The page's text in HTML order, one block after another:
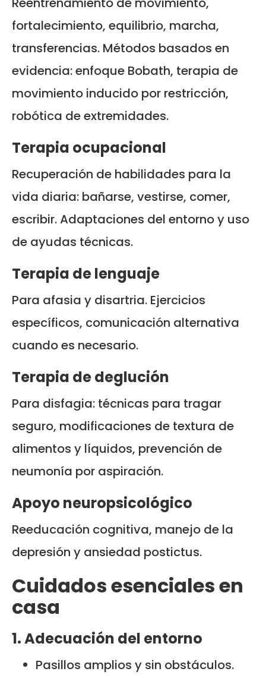
fortalecimiento, equilibrio, marcha,
transferencias. Métodos basados en
evidencia: enfoque Bobath, terapia de
movimiento inducido por restricción,
robótica de extremidades.
Terapia ocupacional
Recuperación de habilidades para la
vida diaria: bañarse, vestirse, comer,
escribir. Adaptaciones del entorno y uso
de ayudas técnicas.
Terapia de lenguaje
Para afasia y disartria. Ejercicios
específicos, comunicación alternativa
cuando es necesario.
Terapia de deglución
Para disfagia: técnicas para tragar
seguro, modificaciones de textura de
alimentos y líquidos, prevención de
neumonía por aspiración.
Apoyo neuropsicológico
Reeducación cognitiva, manejo de la
depresión y ansiedad postictus.
Cuidados esenciales en
casa
1. Adecuación del entorno
Pasillos amplios y sin obstáculos.